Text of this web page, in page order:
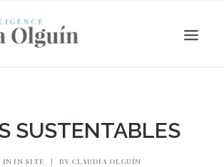
SUSTENTABLES
IN IN SITE | BY CLAUDIA OLGUÍN